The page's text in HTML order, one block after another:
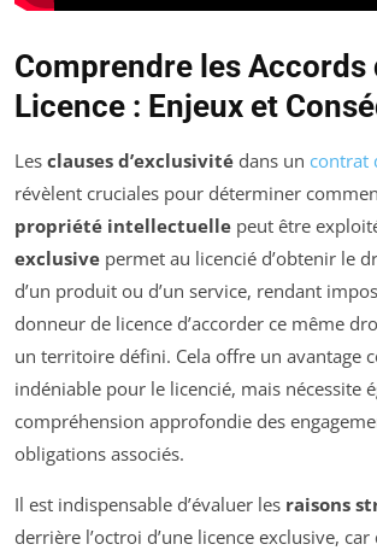
Comprendre les Accords
Licence : Enjeux et
Les clauses d’exclusivité dans un contrat
révèlent cruciales pour déterminer
propriété intellectuelle peut être
exclusive permet au licencié d’obtenir le
d’un produit ou d’un service, rendant
donneur de licence d’accorder ce même
un territoire défini. Cela offre un avantage
indéniable pour le licencié, mais nécessite
compréhension approfondie des
obligations associés.
Il est indispensable d’évaluer les raisons
derrière l’octroi d’une licence exclusive, car